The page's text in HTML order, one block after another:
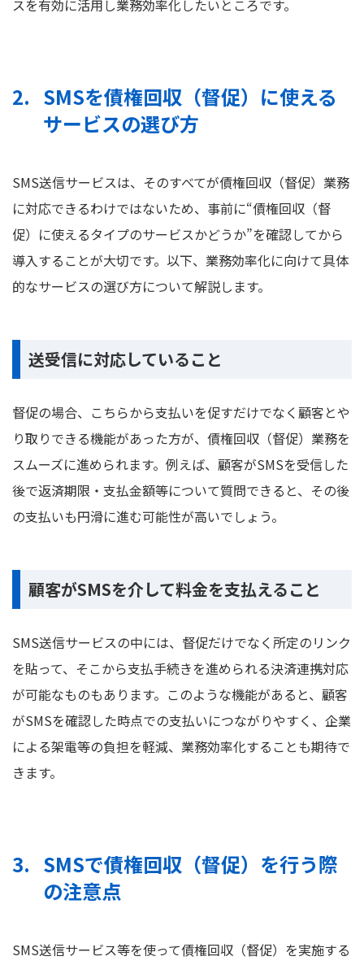
スを有効に活用し業務効率化したいところです。
SMSを債権回収（督促）に使える
サービスの選び方
SMS送信サービスは、そのすべてが債権回収（督促）業務
に対応できるわけではないため、事前に“債権回収（督
促）に使えるタイプのサービスかどうか”を確認してから
導入することが大切です。以下、業務効率化に向けて具体
的なサービスの選び方について解説します。
送受信に対応していること
督促の場合、こちらから支払いを促すだけでなく顧客とや
り取りできる機能があった方が、債権回収（督促）業務を
スムーズに進められます。例えば、顧客がSMSを受信した
後で返済期限・支払金額等について質問できると、その後
の支払いも円滑に進む可能性が高いでしょう。
顧客がSMSを介して料金を支払えること
SMS送信サービスの中には、督促だけでなく所定のリンク
を貼って、そこから支払手続きを進められる決済連携対応
が可能なものもあります。このような機能があると、顧客
がSMSを確認した時点での支払いにつながりやすく、企業
による架電等の負担を軽減、業務効率化することも期待で
きます。
SMSで債権回収（督促）を行う際
の注意点
SMS送信サービス等を使って債権回収（督促）を実施する